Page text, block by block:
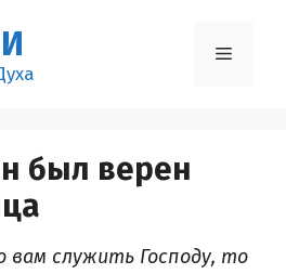
Меню
был верен
вам служить Господу, то